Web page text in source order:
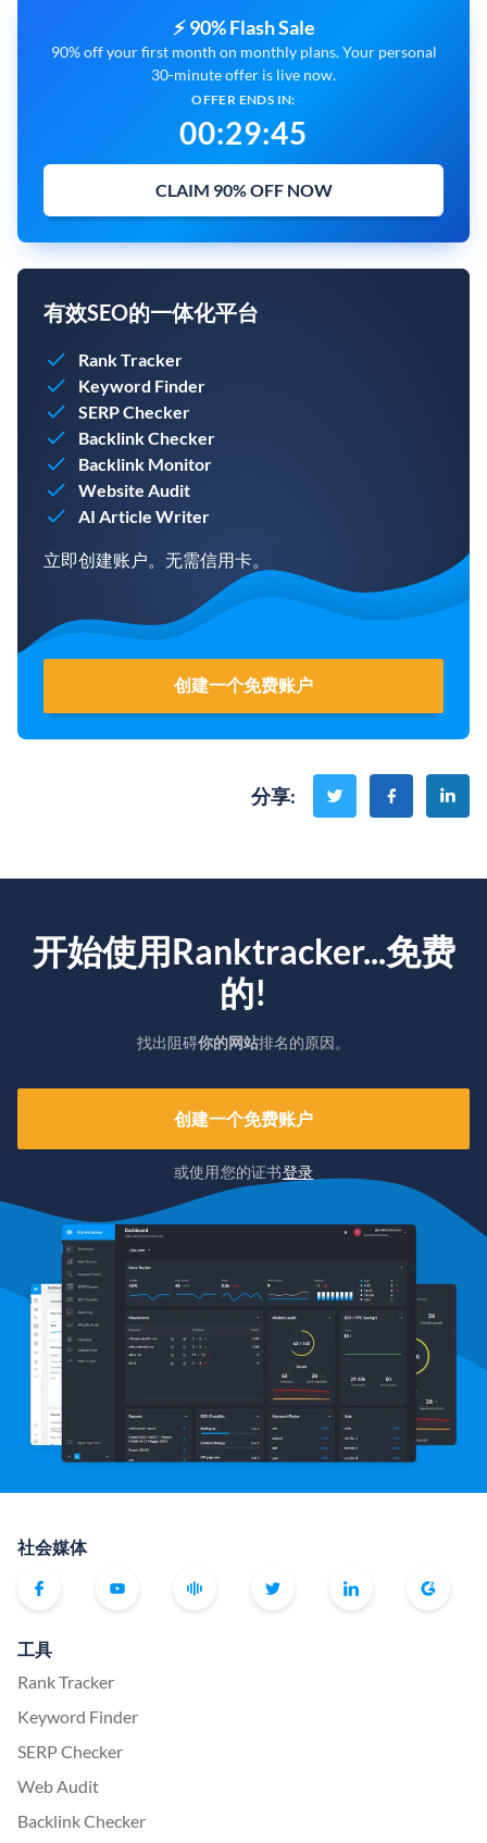
⚡ 90% Flash Sale
90% off your first month on monthly plans. Your personal
30-minute offer is live now.
OFFER ENDS IN:
00:29:44
CLAIM 90% OFF NOW
有效SEO的一体化平台
Rank Tracker
Keyword Finder
SERP Checker
Backlink Checker
Backlink Monitor
Website Audit
AI Article Writer
立即创建账户。无需信用卡。
创建一个免费账户
分享:
开始使用Ranktracker...免费
的!
找出阻碍你的网站排名的原因。
创建一个免费账户
或使用您的证书登录
社会媒体
工具
Rank Tracker
Keyword Finder
SERP Checker
Web Audit
Backlink Checker